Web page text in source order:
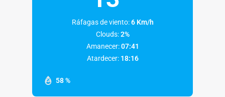
58 %
Ráfagas de viento: 6 Km/h
Clouds: 2%
Amanecer: 07:41
Atardecer: 18:16